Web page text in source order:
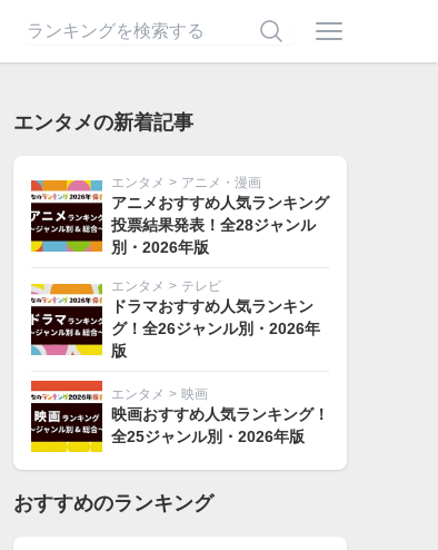
エンタメの新着記事
エンタメ > アニメ・漫画
アニメおすすめ人気ランキング
投票結果発表！全28ジャンル
別・2026年版
エンタメ > テレビ
ドラマおすすめ人気ランキン
グ！全26ジャンル別・2026年
版
エンタメ > 映画
映画おすすめ人気ランキング！
全25ジャンル別・2026年版
おすすめのランキング